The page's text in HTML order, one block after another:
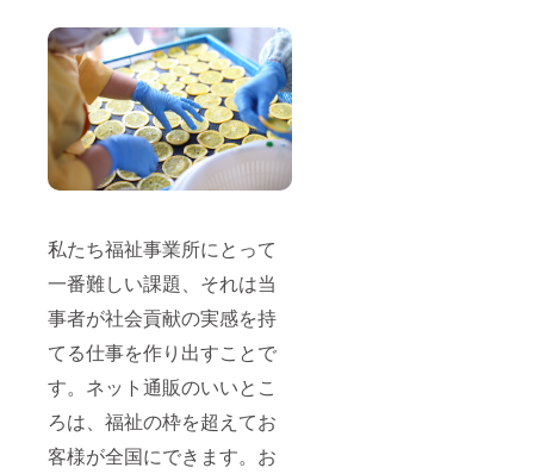
私たち福祉事業所にとって
一番難しい課題、それは当
事者が社会貢献の実感を持
てる仕事を作り出すことで
す。ネット通販のいいとこ
ろは、福祉の枠を超えてお
客様が全国にできます。お